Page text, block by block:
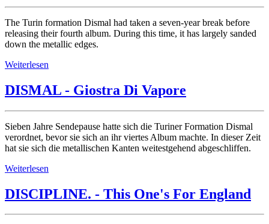
The Turin formation Dismal had taken a seven-year break before
releasing their fourth album. During this time, it has largely sanded
down the metallic edges.
Weiterlesen
DISMAL - Giostra Di Vapore
Sieben Jahre Sendepause hatte sich die Turiner Formation Dismal
verordnet, bevor sie sich an ihr viertes Album machte. In dieser Zeit
hat sie sich die metallischen Kanten weitestgehend abgeschliffen.
Weiterlesen
DISCIPLINE. - This One's For England